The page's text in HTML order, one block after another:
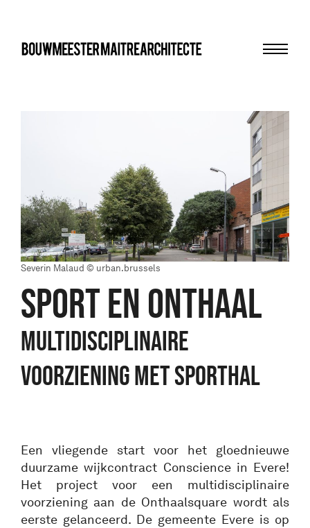
Severin Malaud © urban.brussels
SPORT EN ONTHAAL
Multidisciplinaire
voorziening met sporthal
Een vliegende start voor het gloednieuwe
duurzame wijkcontract Conscience in Evere!
Het project voor een multidisciplinaire
voorziening aan de Onthaalsquare wordt als
eerste gelanceerd. De gemeente Evere is op